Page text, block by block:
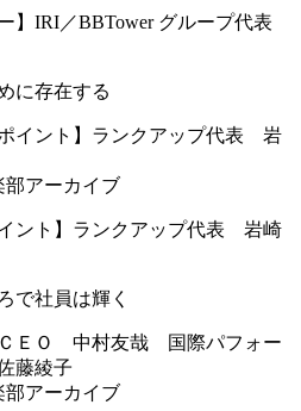
】IRI／BBTower グループ代表
に存在する
部アーカイブ
イント】ランクアップ代表 岩崎
で社員は輝く
部アーカイブ